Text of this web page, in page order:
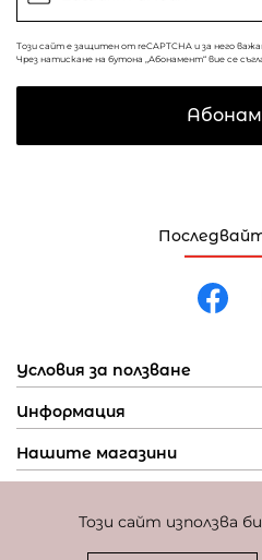
Този сайт използва
Условия за ползване
Информация
Нашите магазини
Този сайт е защитен от reCAPTCHA и за него
Чрез натискане на бутона „Абонамент“ вие се